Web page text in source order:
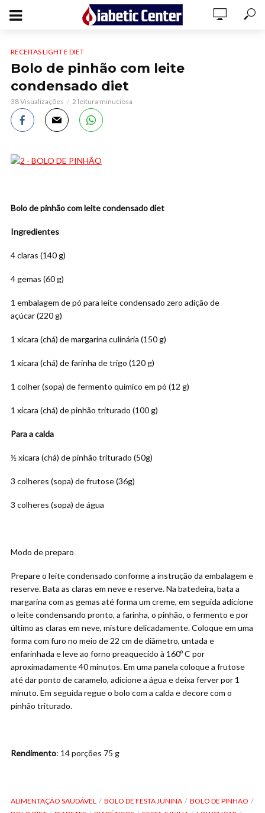
RECEITAS LIGHT E DIET
Bolo de pinhão com leite
condensado diet
38 Visualizações 2 leitura minuciosa
Bolo de pinhão com leite condensado diet
Ingredientes
4 claras (140 g)
4 gemas (60 g)
1 embalagem de pó para leite condensado zero adição de
açúcar (220 g)
1 xícara (chá) de margarina culinária (150 g)
1 xícara (chá) de farinha de trigo (120 g)
1 colher (sopa) de fermento químico em pó (12 g)
1 xícara (chá) de pinhão triturado (100 g)
Para a calda
½ xícara (chá) de pinhão triturado (50g)
3 colheres (sopa) de frutose (36g)
3 colheres (sopa) de água
Modo de preparo
Prepare o leite condensado conforme a instrução da embalagem e
reserve. Bata as claras em neve e reserve. Na batedeira, bata a
margarina com as gemas até forma um creme, em seguida adicione
o leite condensando pronto, a farinha, o pinhão, o fermento e por
último as claras em neve, misture delicadamente. Coloque em uma
forma com furo no meio de 22 cm de diâmetro, untada e
enfarinhada e leve ao forno preaquecido à 160º C por
aproximadamente 40 minutos. Em uma panela coloque a frutose
até dar ponto de caramelo, adicione a água e deixa ferver por 1
minuto. Em seguida regue o bolo com a calda e decore com o
pinhão triturado.
Rendimento: 14 porções 75 g
ALIMENTAÇÃO SAUDÁVEL BOLO DE FESTA JUNINA
BOLO DE PINHAO